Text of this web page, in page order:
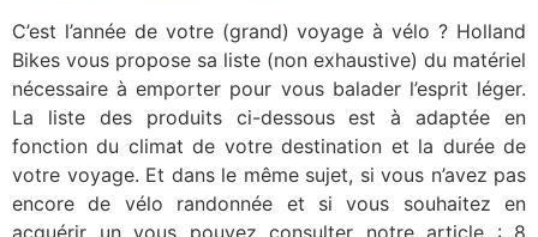
C’est l’année de votre (grand) voyage à vélo ? Holland
Bikes vous propose sa liste (non exhaustive) du matériel
nécessaire à emporter pour vous balader l’esprit léger.
La liste des produits ci-dessous est à adaptée en
fonction du climat de votre destination et la durée de
votre voyage. Et dans le même sujet, si vous n’avez pas
encore de vélo randonnée et si vous souhaitez en